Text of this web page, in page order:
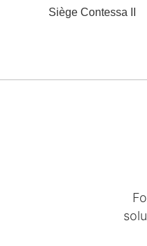
Siège Contessa II